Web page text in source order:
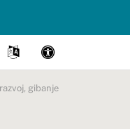
, gibanje